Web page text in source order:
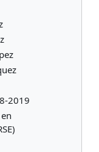
2019